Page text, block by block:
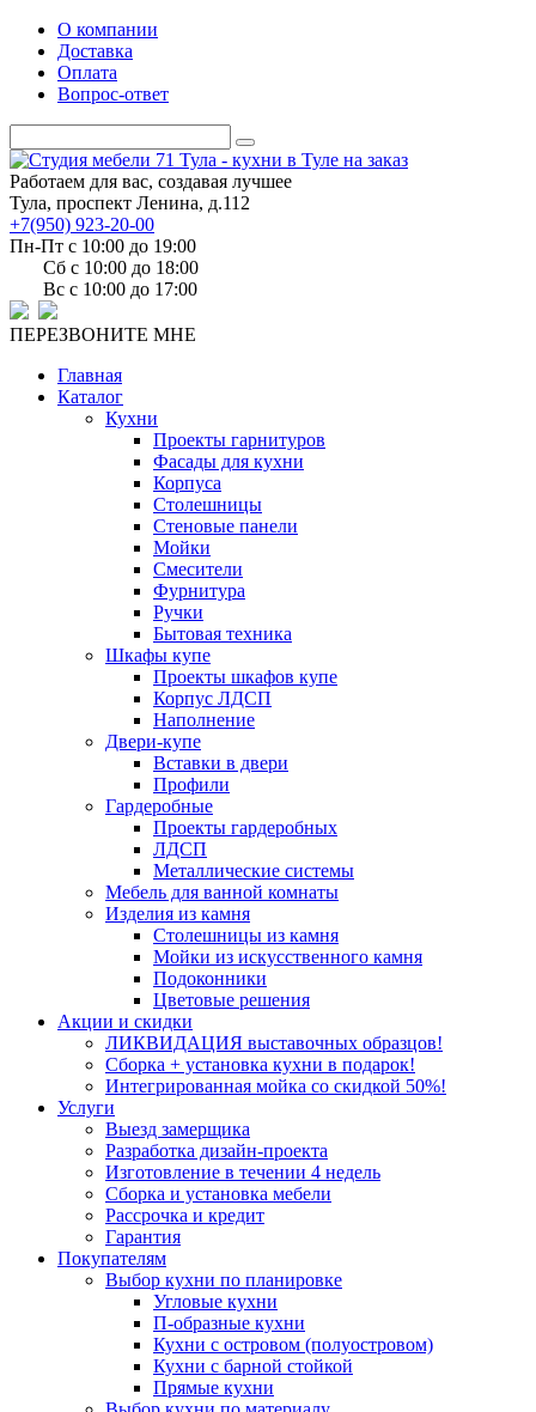
О компании
Доставка
Оплата
Вопрос-ответ
Работаем для вас, создавая лучшее
Тула, проспект Ленина, д.112
+7(950) 923-20-00
Пн-Пт c 10:00 до 19:00
Сб c 10:00 до 18:00
Вс c 10:00 до 17:00
ПЕРЕЗВОНИТЕ МНЕ
Главная
Каталог
Кухни
Проекты гарнитуров
Фасады для кухни
Корпуса
Столешницы
Стеновые панели
Мойки
Смесители
Фурнитура
Ручки
Бытовая техника
Шкафы купе
Проекты шкафов купе
Корпус ЛДСП
Наполнение
Двери-купе
Вставки в двери
Профили
Гардеробные
Проекты гардеробных
ЛДСП
Металлические системы
Мебель для ванной комнаты
Изделия из камня
Столешницы из камня
Мойки из искусственного камня
Подоконники
Цветовые решения
Акции и скидки
ЛИКВИДАЦИЯ выставочных образцов!
Сборка + установка кухни в подарок!
Интегрированная мойка со скидкой 50%!
Услуги
Выезд замерщика
Разработка дизайн-проекта
Изготовление в течении 4 недель
Сборка и установка мебели
Рассрочка и кредит
Гарантия
Покупателям
Выбор кухни по планировке
Угловые кухни
П-образные кухни
Кухни с островом (полуостровом)
Кухни с барной стойкой
Прямые кухни